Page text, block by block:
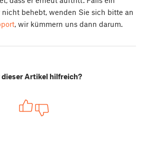
behebt, wenden Sie sich bitte an
, wir kümmern uns dann darum.
dieser Artikel hilfreich?